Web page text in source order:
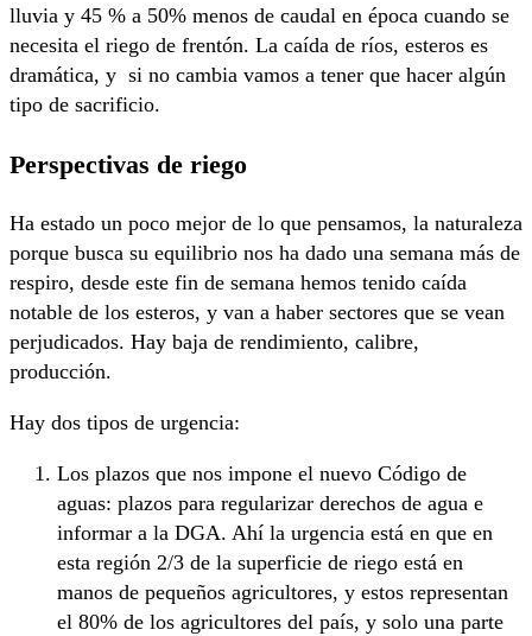
lluvia y 45 % a 50% menos de caudal en época cuando se
necesita el riego de frentón. La caída de ríos, esteros es
dramática, y si no cambia vamos a tener que hacer algún
tipo de sacrificio.
Perspectivas de riego
Ha estado un poco mejor de lo que pensamos, la naturaleza
porque busca su equilibrio nos ha dado una semana más de
respiro, desde este fin de semana hemos tenido caída
notable de los esteros, y van a haber sectores que se vean
perjudicados. Hay baja de rendimiento, calibre,
producción.
Hay dos tipos de urgencia:
Los plazos que nos impone el nuevo Código de
aguas: plazos para regularizar derechos de agua e
informar a la DGA. Ahí la urgencia está en que en
esta región 2/3 de la superficie de riego está en
manos de pequeños agricultores, y estos representan
el 80% de los agricultores del país, y solo una parte